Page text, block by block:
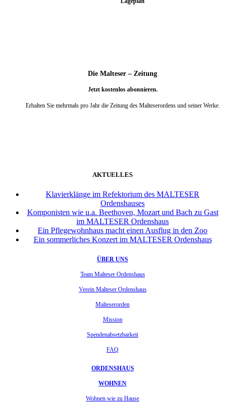
Die Malteser – Zeitung
Jetzt kostenlos abonnieren.
Erhalten Sie mehrmals pro Jahr die Zeitung des Malteserordens und seiner Werke.
AKTUELLES
Klavierklänge im Refektorium des MALTESER
Ordenshauses
Komponisten wie u.a. Beethoven, Mozart und Bach zu Gast
im MALTESER Ordenshaus
Ein Pflegewohnhaus macht einen Ausflug in den Zoo
Ein sommerliches Konzert im MALTESER Ordenshaus
ÜBER UNS
Team Malteser Ordenshaus
Verein Malteser Ordenshaus
Malteserorden
Mission
Spendenabsetzbarkeit
FAQ
ORDENSHAUS
WOHNEN
Wohnen wie zu Hause